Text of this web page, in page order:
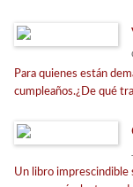
Para quienes están
cumpleaños.¿De qué
Un libro imprescindible